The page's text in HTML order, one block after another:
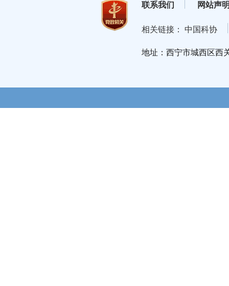
联系我们 网站声
相关链接： 中国科协
地址：西宁市城西区西